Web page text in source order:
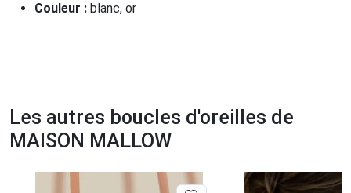
Couleur : blanc, or
Les autres boucles d'oreilles de
MAISON MALLOW